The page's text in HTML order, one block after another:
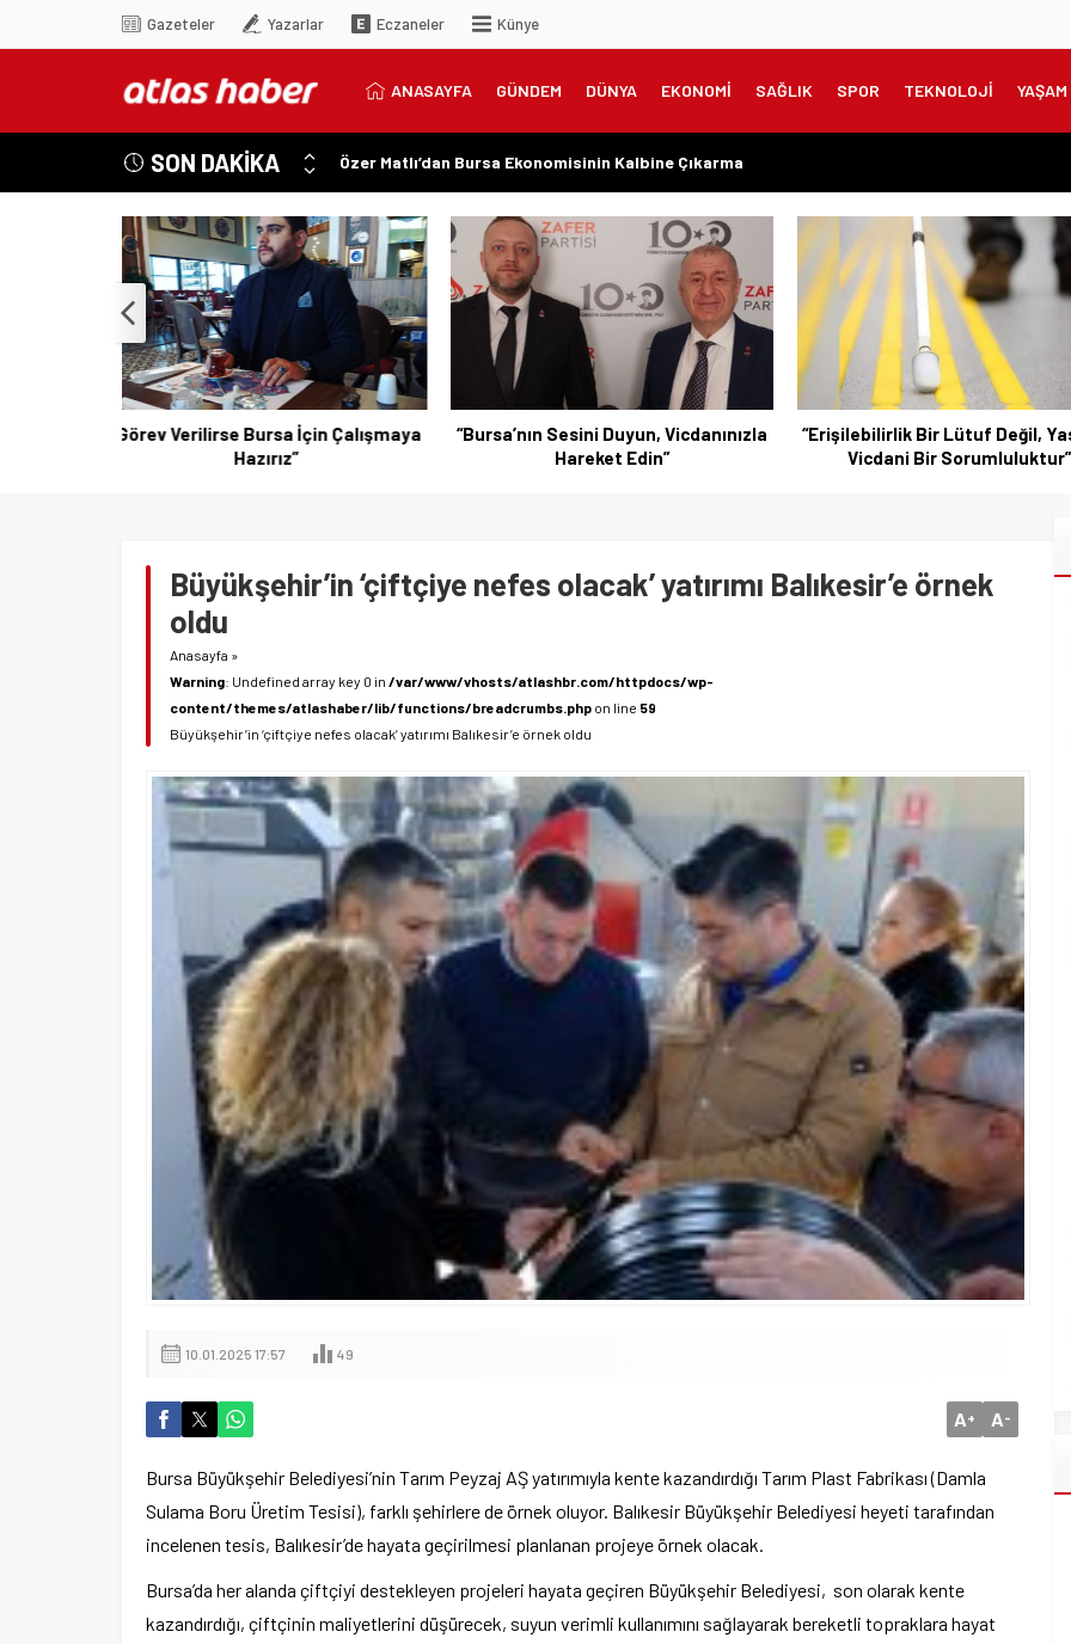
Gazeteler Yazarlar Eczaneler Künye
ANASAYFA GÜNDEM DÜNYA EKONOMİ SAĞLIK SPOR TEKNOLOJİ YAŞAM
SON DAKİKA
Özer Matlı’dan Bursa Ekonomisinin Kalbine Çıkarma
“Aynı Düzenleme Neden Emeklilere Uygulanmadı?”
“Engelli Emekliliğinde Kazanılmış Haklar Korunmalı, Belirsizlikler Son Bulmalı”
“Engelliler Bu Ülkede Başarıyı Kimsenin Lütfuyla Değil, İğneyle Kuyu Kazarak Kazanıyor”
“Bu Ses Siyasi Tartışmaların Değil, Millet Vicdanının Konusudur”
“Bursa’nın Sesini Duyun, Vicdanınızla
Hareket Edin”
“Erişilebilirlik Bir Lütuf Değil, Yasal ve
Vicdani Bir Sorumluluktur”
“Bursa’nın Sorunlarını
Değil, Çözmek İçin Yola
Büyükşehir’in ‘çiftçiye nefes olacak’ yatırımı Balıkesir’e örnek
oldu
Anasayfa »
Warning: Undefined array key 0 in /var/www/vhosts/atlashbr.com/httpdocs/wp-
content/themes/atlashaber/lib/functions/breadcrumbs.php on line 59
Büyükşehir’in ‘çiftçiye nefes olacak’ yatırımı Balıkesir’e örnek oldu
10.01.2025 17:57 49
A+ A-
Bursa Büyükşehir Belediyesi’nin Tarım Peyzaj AŞ yatırımıyla kente kazandırdığı Tarım Plast Fabrikası (Damla
Sulama Boru Üretim Tesisi), farklı şehirlere de örnek oluyor. Balıkesir Büyükşehir Belediyesi heyeti tarafından
incelenen tesis, Balıkesir’de hayata geçirilmesi planlanan projeye örnek olacak.
Bursa’da her alanda çiftçiyi destekleyen projeleri hayata geçiren Büyükşehir Belediyesi, son olarak kente
kazandırdığı, çiftçinin maliyetlerini düşürecek, suyun verimli kullanımını sağlayarak bereketli topraklara hayat